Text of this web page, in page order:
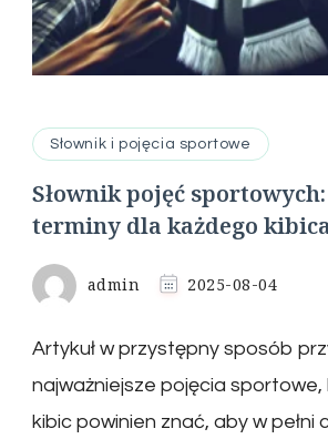
Słownik i pojęcia sportowe
Słownik pojęć
terminy dla każdego
admin 2025-08-04
Artykuł w przystępny sposób
najważniejsze pojęcia
kibic powinien znać, aby w pełni